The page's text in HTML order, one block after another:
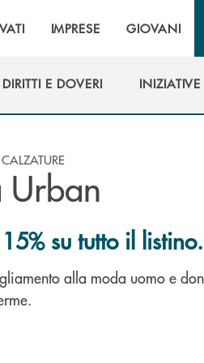
IMPRESE GIOVANI
DIRITTI E DOVERI
INIZIATIVE
Urban
su tutto il listino.
alla moda uomo e